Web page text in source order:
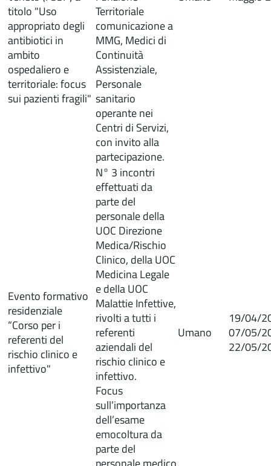
titolo "Uso
appropriato degli
antibiotici in
ambito
ospedaliero e
territoriale: focus
sui pazienti fragili"
Territoriale
comunicazione a
MMG, Medici di
Continuità
Assistenziale,
Personale
sanitario
operante nei
Centri di Servizi,
con invito alla
partecipazione.
Evento formativo
residenziale
“Corso per i
referenti del
rischio clinico e
infettivo"
N° 3 incontri
effettuati da
parte del
personale della
UOC Direzione
Medica/Rischio
Clinico, della UOC
Medicina Legale
e della UOC
Malattie Infettive,
rivolti a tutti i
referenti
aziendali del
rischio clinico e
infettivo.
Focus
sull’importanza
dell’esame
emocoltura da
parte del
Umano
19/04/
07/05/
22/05/